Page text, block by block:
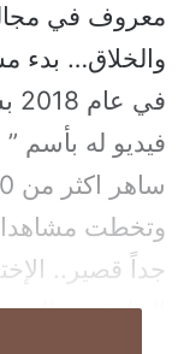
معروف في
والخلاق… بدء
فيديو له بأسم
جداً قصير..
الخلوقين